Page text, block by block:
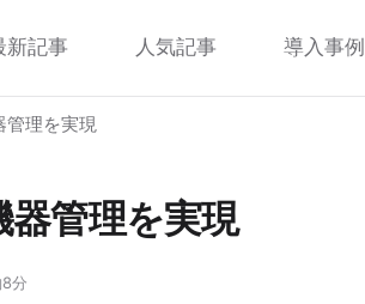
新記事 人気記事 導入事例
管理を実現
管理を実現
分